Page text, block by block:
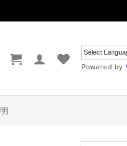
Powered by